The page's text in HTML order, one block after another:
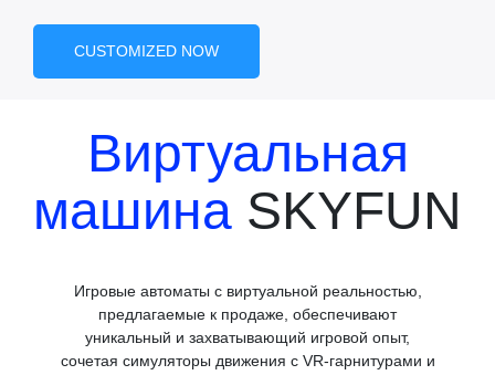
CUSTOMIZED NOW
Виртуальная
машина SKYFUN
Игровые автоматы с виртуальной реальностью,
предлагаемые к продаже, обеспечивают
уникальный и захватывающий игровой опыт,
сочетая симуляторы движения с VR-гарнитурами и